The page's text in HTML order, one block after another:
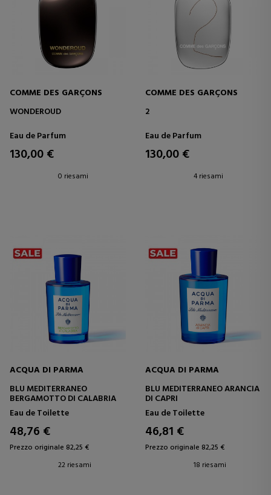
COMME DES GARÇONS
WONDEROUD
Eau de Parfum
130,00 €
0 riesami
COMME DES GARÇONS
2
Eau de Parfum
130,00 €
4 riesami
ACQUA DI PARMA
BLU MEDITERRANEO
BERGAMOTTO DI CALABRIA
Eau de Toilette
48,76 €
Prezzo originale 82,25 €
22 riesami
ACQUA DI PARMA
BLU MEDITERRANEO ARANCIA
DI CAPRI
Eau de Toilette
46,81 €
Prezzo originale 82,25 €
18 riesami